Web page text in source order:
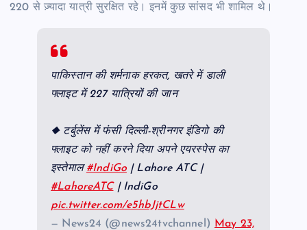
220 से ज़्यादा यात्री सुरक्षित रहे। इनमें कुछ सांसद भी शामिल थे।
पाकिस्तान की शर्मनाक हरकत, खतरे में डाली
फ्लाइट में 227 यात्रियों की जान
◆ टर्बुलेंस में फंसी दिल्ली-श्रीनगर इंडिगो की
फ्लाइट को नहीं करने दिया अपने एयरस्पेस का
इस्तेमाल#IndiGo| Lahore ATC |
#LahoreATC| IndiGo
pic.twitter.com/e5hbJjtCLw
— News24 (@news24tvchannel)
May 23,